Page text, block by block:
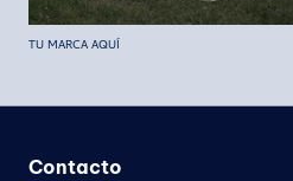
TU MARCA AQUÍ
Contacto